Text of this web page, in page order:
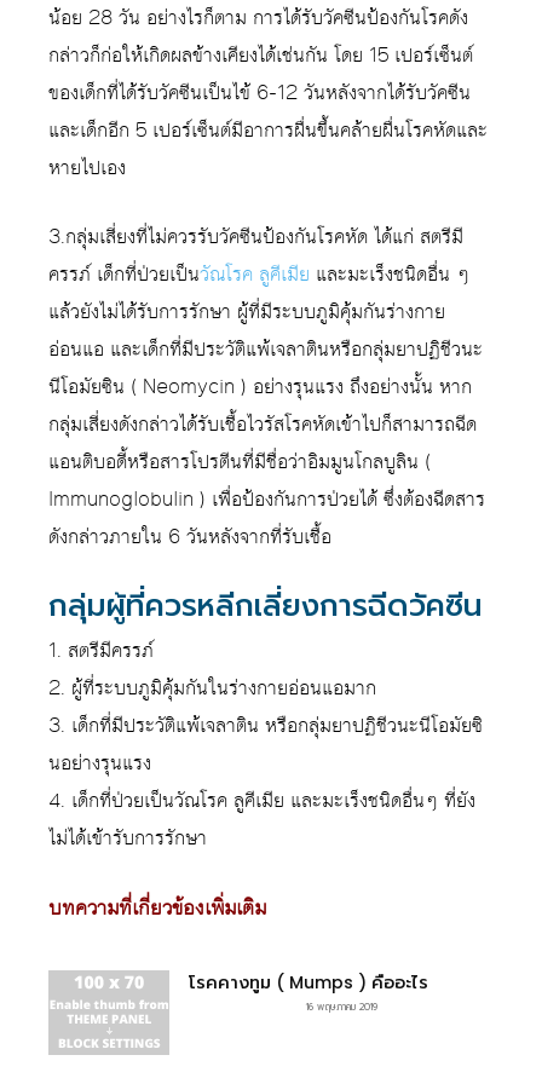
น้อย 28 วัน อย่างไรก็ตาม การได้รับวัคซีนป้องกันโรคดัง
กล่าวก็ก่อให้เกิดผลข้างเคียงได้เช่นกัน โดย 15 เปอร์เซ็นต์
ของเด็กที่ได้รับวัคซีนเป็นไข้ 6-12 วันหลังจากได้รับวัคซีน
และเด็กอีก 5 เปอร์เซ็นต์มีอาการผื่นขึ้นคล้ายผื่นโรคหัดและ
หายไปเอง
3.กลุ่มเสี่ยงที่ไม่ควรรับวัคซีนป้องกันโรคหัด ได้แก่ สตรีมี
ครรภ์ เด็กที่ป่วยเป็นวัณโรค ลูคีเมีย และมะเร็งชนิดอื่น ๆ
แล้วยังไม่ได้รับการรักษา ผู้ที่มีระบบภูมิคุ้มกันร่างกาย
อ่อนแอ และเด็กที่มีประวัติแพ้เจลาตินหรือกลุ่มยาปฏิชีวนะ
นีโอมัยซิน ( Neomycin ) อย่างรุนแรง ถึงอย่างนั้น หาก
กลุ่มเสี่ยงดังกล่าวได้รับเชื้อไวรัสโรคหัดเข้าไปก็สามารถฉีด
แอนติบอดี้หรือสารโปรตีนที่มีชื่อว่าอิมมูนโกลบูลิน (
Immunoglobulin ) เพื่อป้องกันการป่วยได้ ซึ่งต้องฉีดสาร
ดังกล่าวภายใน 6 วันหลังจากที่รับเชื้อ
กลุ่มผู้ที่ควรหลีกเลี่ยงการฉีดวัคซีน
1. สตรีมีครรภ์
2. ผู้ที่ระบบภูมิคุ้มกันในร่างกายอ่อนแอมาก
3. เด็กที่มีประวัติแพ้เจลาติน หรือกลุ่มยาปฏิชีวนะนีโอมัยซิ
นอย่างรุนแรง
4. เด็กที่ป่วยเป็นวัณโรค ลูคีเมีย และมะเร็งชนิดอื่นๆ ที่ยัง
ไม่ได้เข้ารับการรักษา
บทความที่เกี่ยวข้องเพิ่มเติม
โรคคางทูม ( Mumps ) คืออะไร
16 พฤษภาคม 2019